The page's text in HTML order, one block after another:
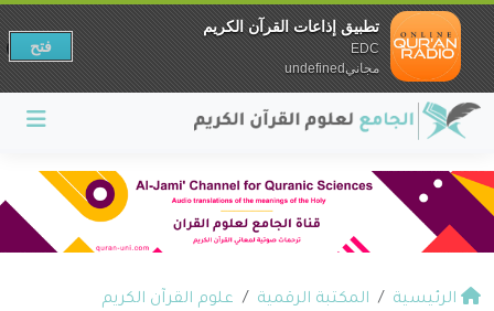
الرئيسية المكتبة الرقمية
علوم القرآن الكريم
تطبيق إذاعات القرآن الكريم
EDC
مجانيundefined
فتح